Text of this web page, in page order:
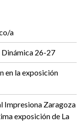
a
26-27
en la exposición
Impresiona Zaragoza
exposición de La